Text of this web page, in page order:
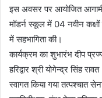
इस अवसर पर आयोजित
मॉडर्न स्कूल में 04 नवीन
में सहभागिता की।
कार्यक्रम का शुभारंभ दीप
हरिद्वार श्री योगेन्द्र सिंह
स्वागत किया गया तत्पश्चात